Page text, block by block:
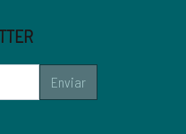
Enviar